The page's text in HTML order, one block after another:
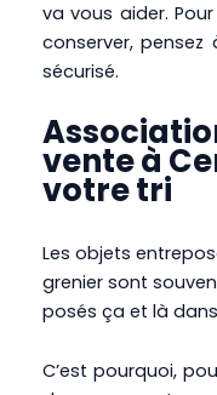
va vous aider.
conserver,
sécurisé.
vente à
votre tri
Les objets
grenier sont
posés ça et là
C’est pourquoi,